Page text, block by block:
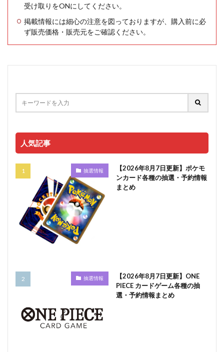
受け取りをONにしてください。
掲載情報には細心の注意を図っておりますが、購入前に必
ず販売価格・販売元をご確認ください。
人気記事
抽選情報
【2026年8月7日更新】ポケモ
ンカード各種の抽選・予約情報
まとめ
抽選情報
【2026年8月7日更新】ONE
PIECE カードゲーム各種の抽
選・予約情報まとめ